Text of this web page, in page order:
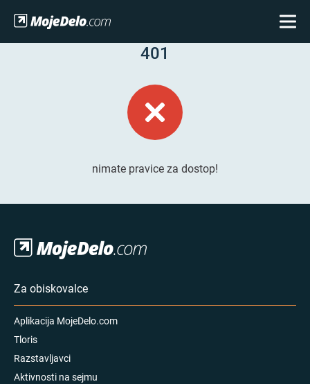
401
nimate pravice za dostop!
Za obiskovalce
Aplikacija MojeDelo.com
Tloris
Razstavljavci
Aktivnosti na sejmu